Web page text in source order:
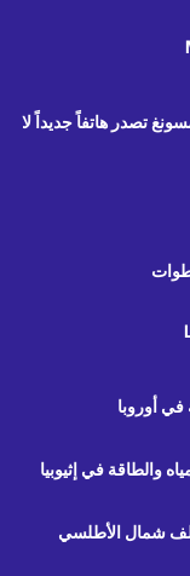
تصدر هاتفاً جديداً لا
في أوروبا
شمال الأطلسي